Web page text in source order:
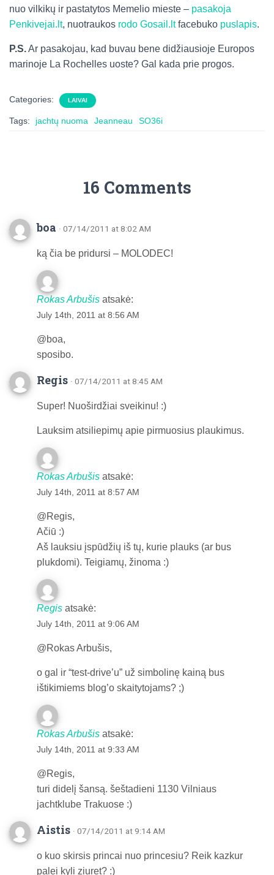
nuo vilkikų ir pastatytos Memelio mieste – pasakoja
Penkivejai.lt, nuotraukos rodo Gosail.ltfacebuko puslapis.
P.S.Ar pasakojau, kad buvau bene didžiausioje Europos
marinoje La Rochelles uoste? Gal kada prie progos.
Categories: LAIVAI
Tags: jachtų nuoma Jeanneau SO36i
16 Comments
boa · 07/14/2011 at 8:02 AM
ką čia be pridursi – MOLODEC!
Rokas Arbušis atsakė:
July 14th, 2011 at 8:56 AM
@boa,
sposibo.
Regis · 07/14/2011 at 8:45 AM
Super! Nuoširdžiai sveikinu! :)
Lauksim atsiliepimų apie pirmuosius plaukimus.
Rokas Arbušis atsakė:
July 14th, 2011 at 8:57 AM
@Regis,
Ačiū :)
Aš lauksiu įspūdžių iš tų, kurie plauks (ar bus
plukdomi). Teigiamų, žinoma :)
Regis atsakė:
July 14th, 2011 at 9:06 AM
@Rokas Arbušis,
o gal ir “test-drive’u” už simbolinę kainą bus
ištikimiems blog’o skaitytojams? ;)
Rokas Arbušis atsakė:
July 14th, 2011 at 9:33 AM
@Regis,
turi didelį šansą. šeštadieni 1130 Vilniaus
jachtklube Trakuose :)
Aistis · 07/14/2011 at 9:14 AM
o kuo skirsis princai nuo princesiu? Reik kazkur
palei kyli ziuret? :)